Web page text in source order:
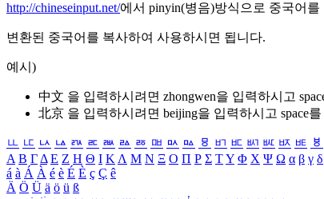
http://chineseinput.net/에서 pinyin(병음)방식으로 중국어
변환된 중국어를 복사하여 사용하시면 됩니다.
예시)
中文 을 입력하시려면 zhongwen을 입력하시고
北京 을 입력하시려면 beijing을 입력하시고 space
ㅥ ㅦ ㅧ ㅨ ㅩ ㅪ ㅫ ㅬ ㅭ ㅮ ㅯ ㅰ ㅱ ㅲ ㅳ ㅴ ㅵ ㅶ ㅷ ㅸ
Α Β ΓΔ Ε Ζ Η Θ Ι ΚΛ Μ Ν Ξ Ο Π Ρ Σ ΤΥ Φ Χ Ψ Ω α β γ δ
á à Á À é è É È ç Ç ê
Ä Ö Ü ä ö ü ß